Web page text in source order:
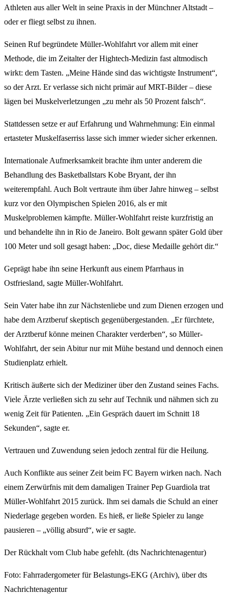
Athleten aus aller Welt in seine Praxis in der Münchner Altstadt –
oder er fliegt selbst zu ihnen.
Seinen Ruf begründete Müller-Wohlfahrt vor allem mit einer
Methode, die im Zeitalter der Hightech-Medizin fast altmodisch
wirkt: dem Tasten. „Meine Hände sind das wichtigste Instrument“,
so der Arzt. Er verlasse sich nicht primär auf MRT-Bilder – diese
lägen bei Muskelverletzungen „zu mehr als 50 Prozent falsch“.
Stattdessen setze er auf Erfahrung und Wahrnehmung: Ein einmal
ertasteter Muskelfaserriss lasse sich immer wieder sicher erkennen.
Internationale Aufmerksamkeit brachte ihm unter anderem die
Behandlung des Basketballstars Kobe Bryant, der ihn
weiterempfahl. Auch Bolt vertraute ihm über Jahre hinweg – selbst
kurz vor den Olympischen Spielen 2016, als er mit
Muskelproblemen kämpfte. Müller-Wohlfahrt reiste kurzfristig an
und behandelte ihn in Rio de Janeiro. Bolt gewann später Gold über
100 Meter und soll gesagt haben: „Doc, diese Medaille gehört dir.“
Geprägt habe ihn seine Herkunft aus einem Pfarrhaus in
Ostfriesland, sagte Müller-Wohlfahrt.
Sein Vater habe ihn zur Nächstenliebe und zum Dienen erzogen und
habe dem Arztberuf skeptisch gegenübergestanden. „Er fürchtete,
der Arztberuf könne meinen Charakter verderben“, so Müller-
Wohlfahrt, der sein Abitur nur mit Mühe bestand und dennoch einen
Studienplatz erhielt.
Kritisch äußerte sich der Mediziner über den Zustand seines Fachs.
Viele Ärzte verließen sich zu sehr auf Technik und nähmen sich zu
wenig Zeit für Patienten. „Ein Gespräch dauert im Schnitt 18
Sekunden“, sagte er.
Vertrauen und Zuwendung seien jedoch zentral für die Heilung.
Auch Konflikte aus seiner Zeit beim FC Bayern wirken nach. Nach
einem Zerwürfnis mit dem damaligen Trainer Pep Guardiola trat
Müller-Wohlfahrt 2015 zurück. Ihm sei damals die Schuld an einer
Niederlage gegeben worden. Es hieß, er ließe Spieler zu lange
pausieren – „völlig absurd“, wie er sagte.
Der Rückhalt vom Club habe gefehlt. (dts Nachrichtenagentur)
Foto: Fahrradergometer für Belastungs-EKG (Archiv), über dts
Nachrichtenagentur